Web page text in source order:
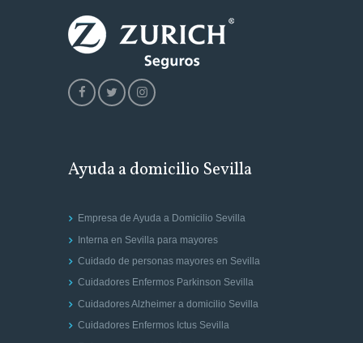
Ayuda a domicilio Sevilla
Empresa de Ayuda a Domicilio Sevilla
Interna en Sevilla para mayores
Cuidado de personas mayores en Sevilla
Cuidadores Enfermos Parkinson Sevilla
Cuidadores Alzheimer a domicilio Sevilla
Cuidadores Enfermos Ictus Sevilla